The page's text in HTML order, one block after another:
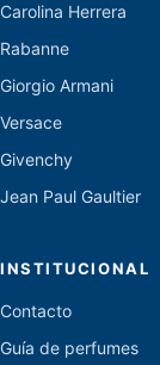
Carolina Herrera
Rabanne
Giorgio Armani
Versace
Givenchy
Jean Paul Gaultier
INSTITUCIONAL
Contacto
Guía de perfumes